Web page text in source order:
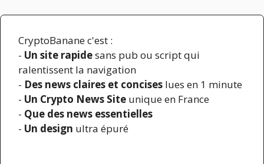
CryptoBanane c'est :
- Un site rapidesans pub ou script qui
ralentissent la navigation
- Des news claires et concises lues en 1 minute
- Un Crypto News Site unique en France
- Que des news essentielles
- Un design ultra épuré